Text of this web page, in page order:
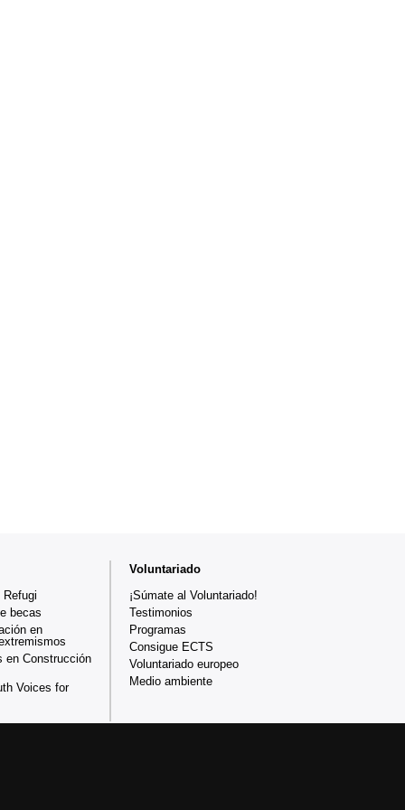
becas
en
en Construcción
Voices for
Voluntariado
¡Súmate al Voluntariado!
Testimonios
Programas
Consigue ECTS
Voluntariado europeo
Medio ambiente